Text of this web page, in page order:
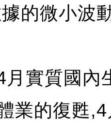
的微小波
月實質國內
業的復甦